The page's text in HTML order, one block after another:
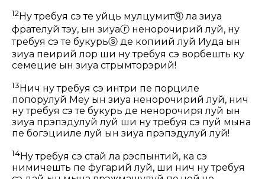
12Ну требуя сэ те уйць мулцумитⓠла зиуа
фрателуй тэу, ын зиуаⓡ ненорочирий луй, ну
требуя сэ те букурьⓢ де копиий луй Иуда ын
зиуа пеирий лор ши ну требуя сэ ворбешть ку
семецие ын зиуа стрымторэрий!
13Нич ну требуя сэ интри пе порциле
попорулуй Меу ын зиуа ненорочирий луй, нич
ну требуя сэ те букурь де ненорочиря луй ын
зиуа прэпэдулуй луй ши ну требуя сэ пуй мына
пе богэцииле луй ын зиуа прэпэдулуй луй!
14Ну требуя сэ стай ла рэспынтий, ка сэ
нимичешть пе фугарий луй, ши нич ну требуя